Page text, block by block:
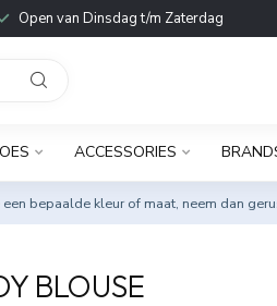
Open van Dinsdag t/m Zaterdag
ACCESSORIES
bepaalde kleur of maat, neem dan
BLOUSE